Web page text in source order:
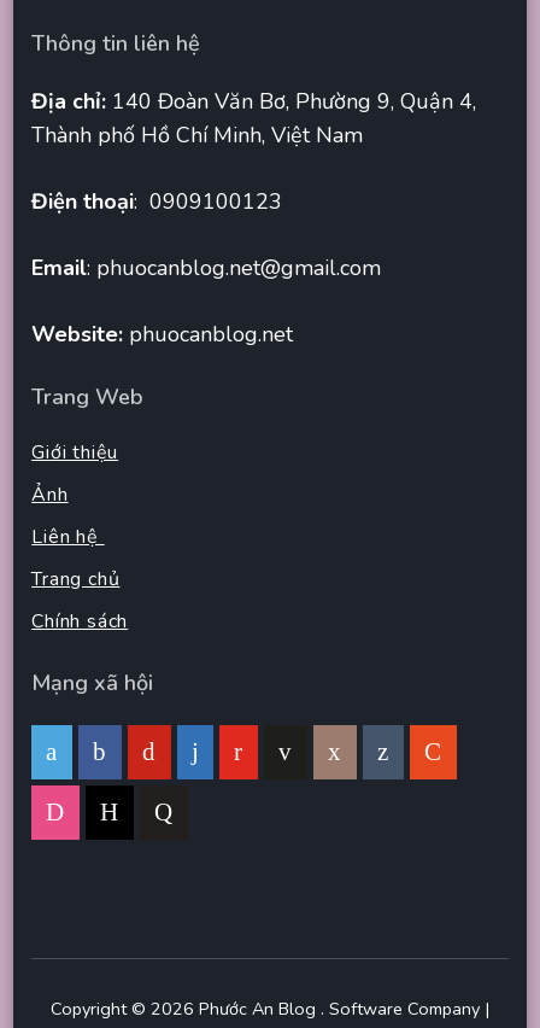
Thông tin liên hệ
Địa chỉ: 140 Đoàn Văn Bơ, Phường 9, Quận 4,
Thành phố Hồ Chí Minh, Việt Nam
Điện thoại: 0909100123
Email: phuocanblog.net@gmail.com
Website: phuocanblog.net
Trang Web
Giới thiệu
Ảnh
Liên hệ
Trang chủ
Chính sách
Mạng xã hội
Copyright © 2026 Phước An Blog . Software Company |